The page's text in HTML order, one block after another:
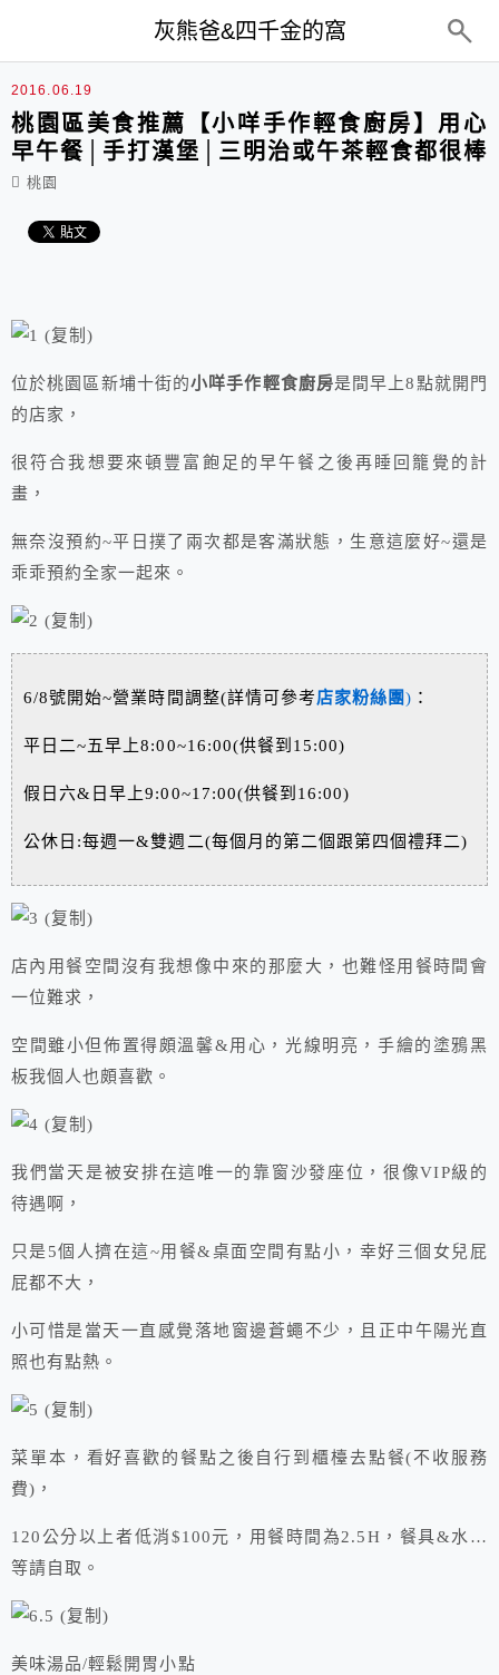
灰熊爸&四千金的窩
2016.06.19
桃園區美食推薦【小咩手作輕食廚房】用心
早午餐│手打漢堡│三明治或午茶輕食都很棒
桃園
位於桃園區新埔十街的小咩手作輕食廚房是間早上8點就開門
的店家，
很符合我想要來頓豐富飽足的早午餐之後再睡回籠覺的計
畫，
無奈沒預約~平日撲了兩次都是客滿狀態，生意這麼好~還是
乖乖預約全家一起來。
6/8號開始~營業時間調整(詳情可參考店家粉絲團) ：
平日二~五早上8:00~16:00(供餐到15:00)
假日六&日早上9:00~17:00(供餐到16:00)
公休日:每週一&雙週二(每個月的第二個跟第四個禮拜二)
店內用餐空間沒有我想像中來的那麼大，也難怪用餐時間會
一位難求，
空間雖小但佈置得頗溫馨&用心，光線明亮，手繪的塗鴉黑
板我個人也頗喜歡。
我們當天是被安排在這唯一的靠窗沙發座位，很像VIP級的
待遇啊，
只是5個人擠在這~用餐&桌面空間有點小，幸好三個女兒屁
屁都不大，
小可惜是當天一直感覺落地窗邊蒼蠅不少，且正中午陽光直
照也有點熱。
菜單本，看好喜歡的餐點之後自行到櫃檯去點餐(不收服務
費)，
120公分以上者低消$100元，用餐時間為2.5H，餐具&水…
等請自取。
美味湯品/輕鬆開胃小點